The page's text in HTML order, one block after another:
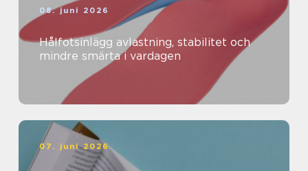
08. juni 2026
Hålfotsinlägg avlastning, stabilitet och
mindre smärta i vardagen
07. juni 2026